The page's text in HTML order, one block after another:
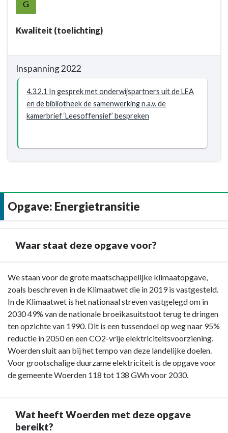
activiteiten
navigatie
Opgave:
Resultaat
Bibliotheek
met
te
verbonden
G
Kwaliteit (toelichting)
Inspanning 2022
4.3.2.1 In gesprek met onderwijspartners uit de LEA
en de bibliotheek de samenwerking n.a.v. de
kamerbrief ‘Leesoffensief’ bespreken
Opgave: Energietransitie
Waar staat deze opgave voor?
Terug
naar
navigatie
Opgave:
Energietransitie
Waar
staat
voor?
We staan voor de grote maatschappelijke klimaatopgave,
zoals beschreven in de Klimaatwet die in 2019 is vastgesteld.
In de Klimaatwet is het nationaal streven vastgelegd om in
2030 49% van de nationale broeikasuitstoot terug te dringen
ten opzichte van 1990. Dit is een tussendoel op weg naar 95%
reductie in 2050 en een CO2-vrije elektriciteitsvoorziening.
Woerden sluit aan bij het tempo van deze landelijke doelen.
Voor grootschalige duurzame elektriciteit is de opgave voor
de gemeente Woerden 118 tot 138 GWh voor 2030.
Wat heeft Woerden met deze opgave
bereikt?